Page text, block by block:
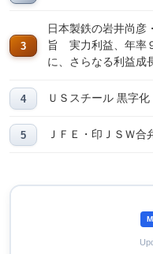
日本製鉄の岩井尚彦
旨 実力利益、年率
に、さらなる利益成
ＵＳスチール 黒字
ＪＦＥ・印ＪＳＷ